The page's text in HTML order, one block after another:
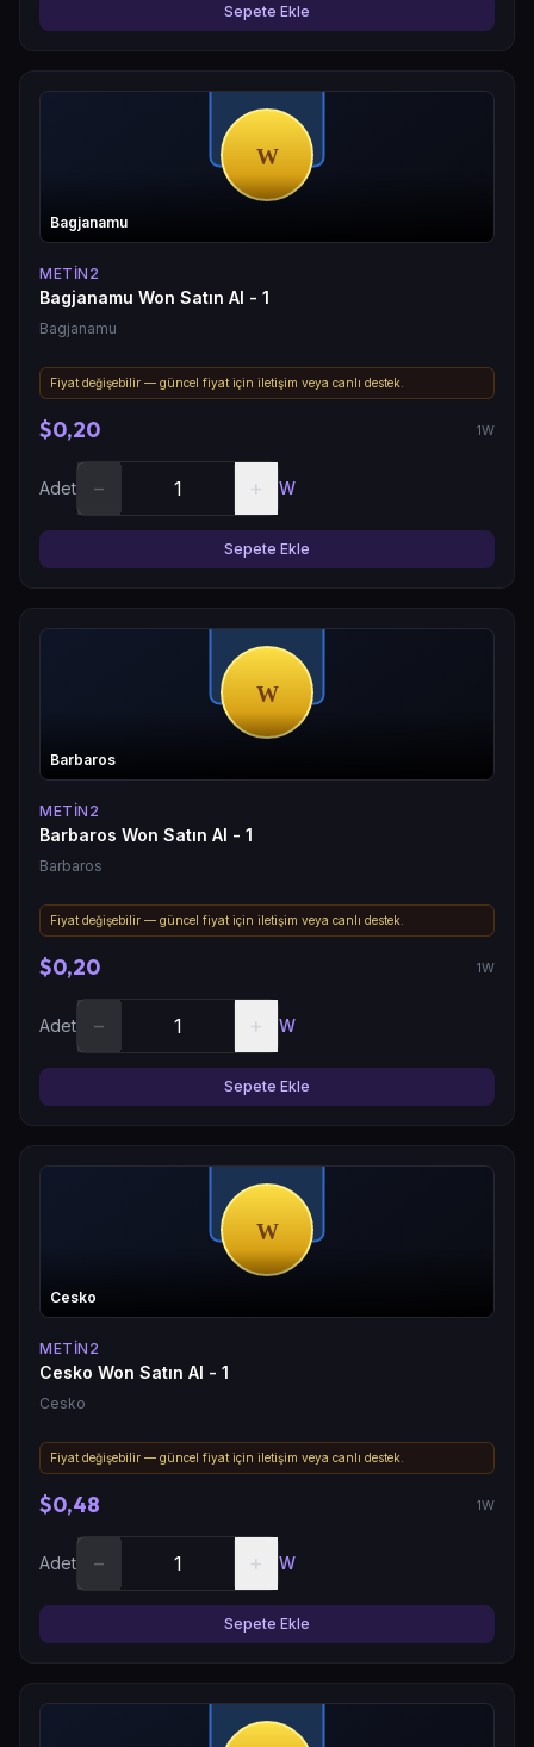
Sepete Ekle
Bagjanamu
METIN2
Bagjanamu Won Satın Al - 1
Bagjanamu
Fiyat değişebilir — güncel fiyat için iletişim veya canlı destek.
$0,20 1W
Adet − + W
Sepete Ekle
Barbaros
METIN2
Barbaros Won Satın Al - 1
Barbaros
Fiyat değişebilir — güncel fiyat için iletişim veya canlı destek.
$0,20 1W
Adet − + W
Sepete Ekle
Cesko
METIN2
Cesko Won Satın Al - 1
Cesko
Fiyat değişebilir — güncel fiyat için iletişim veya canlı destek.
$0,48 1W
Adet − + W
Sepete Ekle